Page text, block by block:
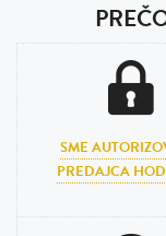
SME
PREDAJCA